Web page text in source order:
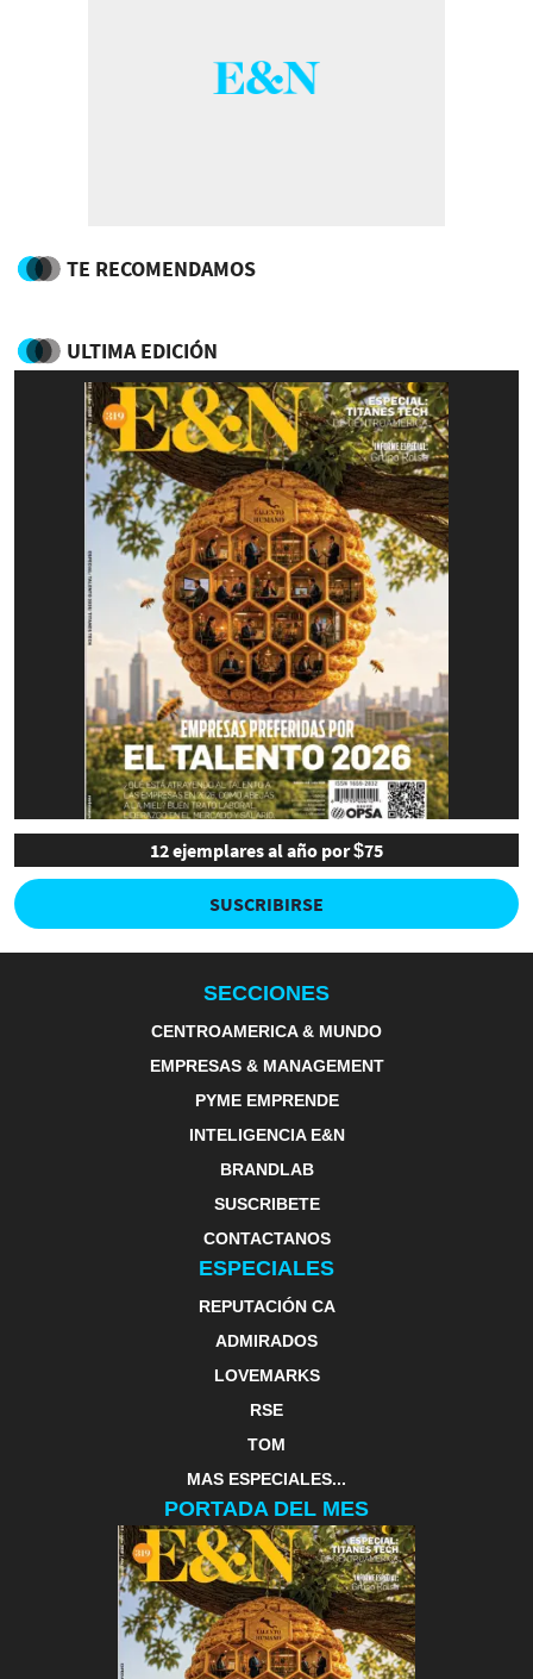
TE RECOMENDAMOS
ULTIMA EDICIÓN
12 ejemplares al año por $75
SUSCRIBIRSE
SECCIONES
CENTROAMERICA & MUNDO
EMPRESAS & MANAGEMENT
PYME EMPRENDE
INTELIGENCIA E&N
BRANDLAB
SUSCRIBETE
CONTACTANOS
ESPECIALES
REPUTACIÓN CA
ADMIRADOS
LOVEMARKS
RSE
TOM
MAS ESPECIALES...
PORTADA DEL MES